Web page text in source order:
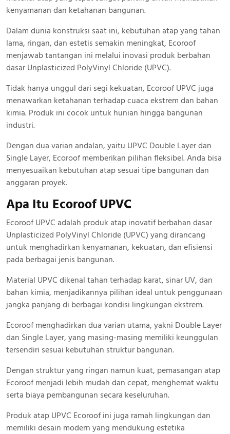
kenyamanan dan ketahanan bangunan.
Dalam dunia konstruksi saat ini, kebutuhan atap yang tahan
lama, ringan, dan estetis semakin meningkat, Ecoroof
menjawab tantangan ini melalui inovasi produk berbahan
dasar Unplasticized PolyVinyl Chloride (UPVC).
Tidak hanya unggul dari segi kekuatan, Ecoroof UPVC juga
menawarkan ketahanan terhadap cuaca ekstrem dan bahan
kimia. Produk ini cocok untuk hunian hingga bangunan
industri.
Dengan dua varian andalan, yaitu UPVC Double Layer dan
Single Layer, Ecoroof memberikan pilihan fleksibel. Anda bisa
menyesuaikan kebutuhan atap sesuai tipe bangunan dan
anggaran proyek.
Apa Itu Ecoroof UPVC
Ecoroof UPVC adalah produk atap inovatif berbahan dasar
Unplasticized PolyVinyl Chloride (UPVC) yang dirancang
untuk menghadirkan kenyamanan, kekuatan, dan efisiensi
pada berbagai jenis bangunan.
Material UPVC dikenal tahan terhadap karat, sinar UV, dan
bahan kimia, menjadikannya pilihan ideal untuk penggunaan
jangka panjang di berbagai kondisi lingkungan ekstrem.
Ecoroof menghadirkan dua varian utama, yakni Double Layer
dan Single Layer, yang masing-masing memiliki keunggulan
tersendiri sesuai kebutuhan struktur bangunan.
Dengan struktur yang ringan namun kuat, pemasangan atap
Ecoroof menjadi lebih mudah dan cepat, menghemat waktu
serta biaya pembangunan secara keseluruhan.
Produk atap UPVC Ecoroof ini juga ramah lingkungan dan
memiliki desain modern yang mendukung estetika